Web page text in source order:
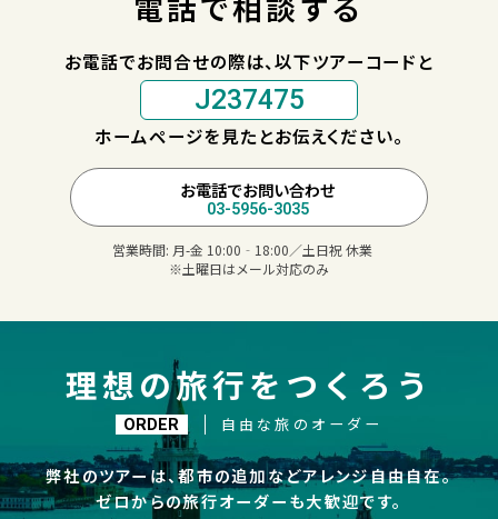
お電話でお問合せの際は、以下ツアーコードと
J237475
ホームページを見たとお伝えください。
お電話でお問い合わせ
03-5956-3035
営業時間: 月-金 10:00‐18:00／土日祝 休業
※土曜日はメール対応のみ
理想の旅行をつくろう
ORDER 自由な旅のオーダー
弊社のツアーは、都市の追加などアレンジ自由自在。
ゼロからの旅行オーダーも大歓迎です。